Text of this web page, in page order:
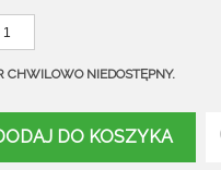
CHWILOWO NIEDOSTĘPNY.
DO KOSZYKA